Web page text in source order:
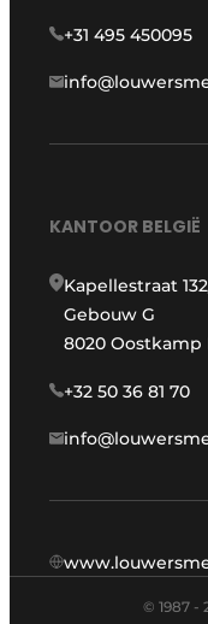
+31 495 450095
KANTOOR BELGIË
Kapellestraat
Gebouw G
8020 Oostkamp
+32 50 36 81 70
© 1987 -